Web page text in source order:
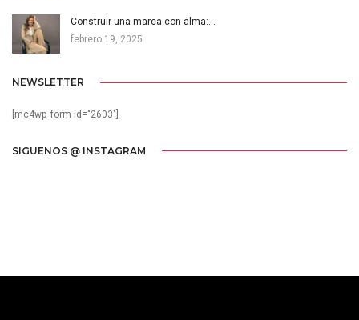
Construir una marca con alma:…
febrero 19, 2025
NEWSLETTER
[mc4wp_form id="2603"]
SIGUENOS @ INSTAGRAM